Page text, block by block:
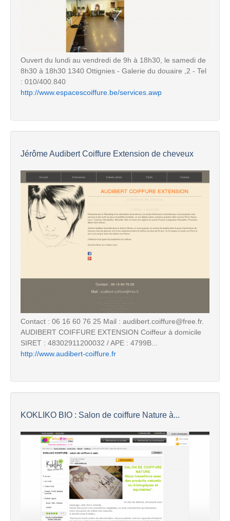
Ouvert du lundi au vendredi de 9h à 18h30, le samedi de
8h30 à 18h30 1340 Ottignies - Galerie du douaire ,2 - Tel
: 010/400.840
http://www.espacescoiffure.be/services.awp
Jérôme Audibert Coiffure Extension de cheveux
Contact : 06 16 60 76 25 Mail : audibert.coiffure@free.fr.
AUDIBERT COIFFURE EXTENSION Coiffeur à domicile
SIRET : 48302911200032 / APE : 4799B...
http://www.audibert-coiffure.fr
KOKLIKO BIO : Salon de coiffure Nature à...